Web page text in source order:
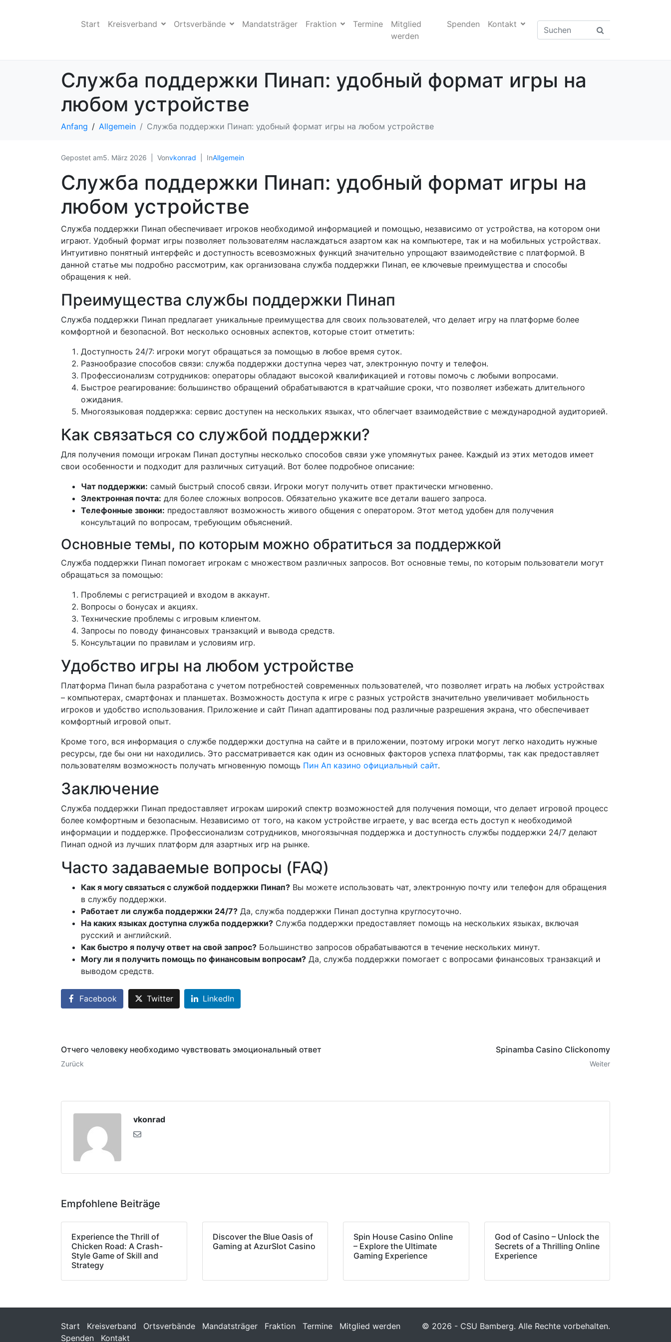
Start Kreisverband Ortsverbände Mandatsträger Fraktion Termine
Mitglied
werden
Spenden Kontakt
Служба поддержки Пинап: удобный формат игры на
любом устройстве
Anfang Allgemein Служба поддержки Пинап: удобный формат игры на любом устройстве
Gepostet am5. März 2026 Vonvkonrad InAllgemein
Служба поддержки Пинап: удобный формат игры на
любом устройстве
Служба поддержки Пинап обеспечивает игроков необходимой информацией и помощью, независимо от устройства, на котором они
играют. Удобный формат игры позволяет пользователям наслаждаться азартом как на компьютере, так и на мобильных устройствах.
Интуитивно понятный интерфейс и доступность всевозможных функций значительно упрощают взаимодействие с платформой. В
данной статье мы подробно рассмотрим, как организована служба поддержки Пинап, ее ключевые преимущества и способы
обращения к ней.
Преимущества службы поддержки Пинап
Служба поддержки Пинап предлагает уникальные преимущества для своих пользователей, что делает игру на платформе более
комфортной и безопасной. Вот несколько основных аспектов, которые стоит отметить:
Доступность 24/7: игроки могут обращаться за помощью в любое время суток.
Разнообразие способов связи: служба поддержки доступна через чат, электронную почту и телефон.
Профессионализм сотрудников: операторы обладают высокой квалификацией и готовы помочь с любыми вопросами.
Быстрое реагирование: большинство обращений обрабатываются в кратчайшие сроки, что позволяет избежать длительного
ожидания.
Многоязыковая поддержка: сервис доступен на нескольких языках, что облегчает взаимодействие с международной аудиторией.
Как связаться со службой поддержки?
Для получения помощи игрокам Пинап доступны несколько способов связи уже упомянутых ранее. Каждый из этих методов имеет
свои особенности и подходит для различных ситуаций. Вот более подробное описание:
Чат поддержки: самый быстрый способ связи. Игроки могут получить ответ практически мгновенно.
Электронная почта: для более сложных вопросов. Обязательно укажите все детали вашего запроса.
Телефонные звонки: предоставляют возможность живого общения с оператором. Этот метод удобен для получения
консультаций по вопросам, требующим объяснений.
Основные темы, по которым можно обратиться за поддержкой
Служба поддержки Пинап помогает игрокам с множеством различных запросов. Вот основные темы, по которым пользователи могут
обращаться за помощью:
Проблемы с регистрацией и входом в аккаунт.
Вопросы о бонусах и акциях.
Технические проблемы с игровым клиентом.
Запросы по поводу финансовых транзакций и вывода средств.
Консультации по правилам и условиям игр.
Удобство игры на любом устройстве
Платформа Пинап была разработана с учетом потребностей современных пользователей, что позволяет играть на любых устройствах
– компьютерах, смартфонах и планшетах. Возможность доступа к игре с разных устройств значительно увеличивает мобильность
игроков и удобство использования. Приложение и сайт Пинап адаптированы под различные разрешения экрана, что обеспечивает
комфортный игровой опыт.
Кроме того, вся информация о службе поддержки доступна на сайте и в приложении, поэтому игроки могут легко находить нужные
ресурсы, где бы они ни находились. Это рассматривается как один из основных факторов успеха платформы, так как предоставляет
пользователям возможность получать мгновенную помощь Пин Ап казино официальный сайт.
Заключение
Служба поддержки Пинап предоставляет игрокам широкий спектр возможностей для получения помощи, что делает игровой процесс
более комфортным и безопасным. Независимо от того, на каком устройстве играете, у вас всегда есть доступ к необходимой
информации и поддержке. Профессионализм сотрудников, многоязычная поддержка и доступность службы поддержки 24/7 делают
Пинап одной из лучших платформ для азартных игр на рынке.
Часто задаваемые вопросы (FAQ)
Как я могу связаться с службой поддержки Пинап? Вы можете использовать чат, электронную почту или телефон для обращения
в службу поддержки.
Работает ли служба поддержки 24/7? Да, служба поддержки Пинап доступна круглосуточно.
На каких языках доступна служба поддержки? Служба поддержки предоставляет помощь на нескольких языках, включая
русский и английский.
Как быстро я получу ответ на свой запрос? Большинство запросов обрабатываются в течение нескольких минут.
Могу ли я получить помощь по финансовым вопросам? Да, служба поддержки помогает с вопросами финансовых транзакций и
выводом средств.
Facebook Twitter LinkedIn
Отчего человеку необходимо чувствовать эмоциональный ответ
Zurück
Spinamba Casino Clickonomy
Weiter
vkonrad
Empfohlene Beiträge
Experience the Thrill of
Chicken Road: A Crash-
Style Game of Skill and
Strategy
Discover the Blue Oasis of
Gaming at AzurSlot Casino
Spin House Casino Online
– Explore the Ultimate
Gaming Experience
God of Casino – Unlock the
Secrets of a Thrilling Online
Experience
Start Kreisverband Ortsverbände Mandatsträger Fraktion Termine
Mitglied werden
Spenden
Kontakt
© 2026 - CSU Bamberg. Alle Rechte vorbehalten.